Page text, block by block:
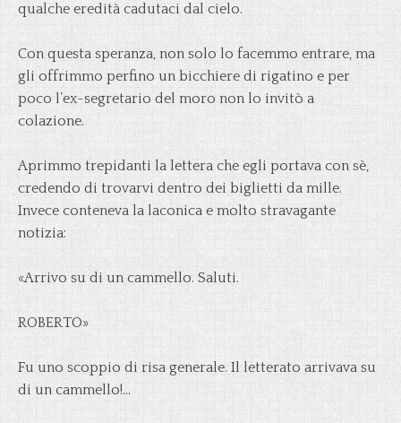
qualche eredità cadutaci dal cielo.
Con questa speranza, non solo lo facemmo entrare, ma
gli offrimmo perfino un bicchiere di rigatino e per
poco l’ex-segretario del moro non lo invitò a
colazione.
Aprimmo trepidanti la lettera che egli portava con sè,
credendo di trovarvi dentro dei biglietti da mille.
Invece conteneva la laconica e molto stravagante
notizia:
«Arrivo su di un cammello. Saluti.
ROBERTO»
Fu uno scoppio di risa generale. Il letterato arrivava su
di un cammello!…